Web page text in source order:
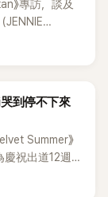
》專訪，談及
JENNIE
友」的回答，
到停不下來
Summer》
祝出道12週
絲共同回顧經